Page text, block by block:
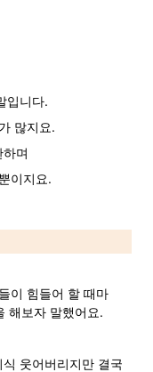
입니다.
많지요.
며
이지요.
이 힘들어 할 때마
해보자 말했어요.
웃어버리지만 결국